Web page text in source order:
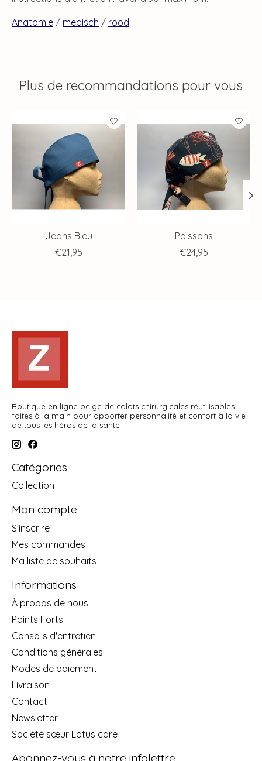
Anatomie / medisch / rood
Plus de recommandations pour vous
Articles du carrousel de produits
Jeans Bleu
€21,95
Poissons
€24,95
Boutique en ligne belge de calots chirurgicales réutilisables
faites à la main pour apporter personnalité et confort à la vie
de tous les héros de la santé
Catégories
Collection
Mon compte
S'inscrire
Mes commandes
Ma liste de souhaits
Informations
À propos de nous
Points Forts
Conseils d'entretien
Conditions générales
Modes de paiement
Livraison
Contact
Newsletter
Société sœur Lotus care